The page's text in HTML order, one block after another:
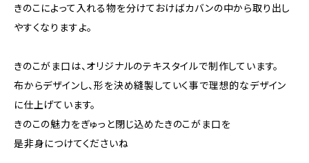
きのこによって入れる物を分けておけばカバンの中から取り出し
やすくなりますよ。
きのこがま口は、オリジナルのテキスタイルで制作しています。
布からデザインし、形を決め縫製していく事で理想的なデザイン
に仕上げています。
きのこの魅力をぎゅっと閉じ込めたきのこがま口を
是非身につけてくださいね